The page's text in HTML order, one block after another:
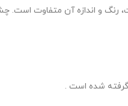
و اندازه آن متفاوت است. چشم
شده است .